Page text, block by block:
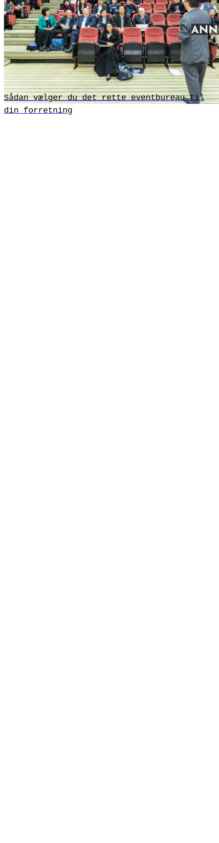
Sådan vælger du det rette eventbureau til
din forretning